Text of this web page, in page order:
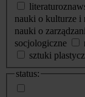
nauki o kulturze i
nauki o
socjologiczne
sztuki
status: